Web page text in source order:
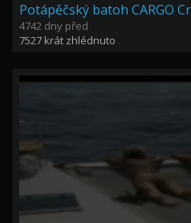
Potápěčský batoh CARGO
4742 dny před
7527 krát zhlédnuto